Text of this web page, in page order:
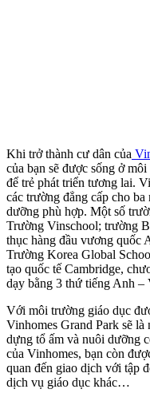
Khi trở thành cư dân của
của bạn sẽ được sống ở
để trẻ phát triển tương lai.
các trường đẳng cấp cho
dưỡng phù hợp. Một số
Trường Vinschool; trường
thục hàng đầu vương quốc
Trường Korea Global
tạo quốc tế Cambridge,
dạy bằng 3 thứ tiếng Anh –
Với môi trường giáo dục
Vinhomes Grand Park sẽ
dựng tổ ấm và nuôi dưỡng
của Vinhomes, bạn còn
quan đến giao dịch với tập
dịch vụ giáo dục khác…